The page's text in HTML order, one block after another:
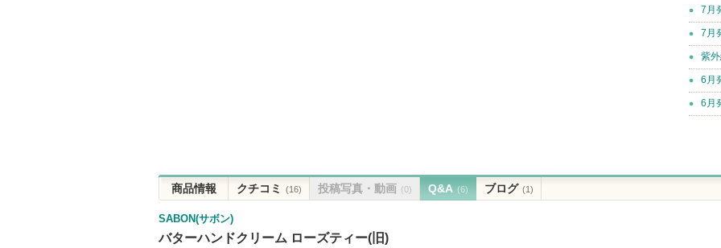
7月
7月
紫
6月
6月
商品情報 クチコミ (16) 投稿写真・動画 (0) Q&A (6) ブログ (1)
SABON(サボン)
バターハンドクリーム ローズティー(旧)